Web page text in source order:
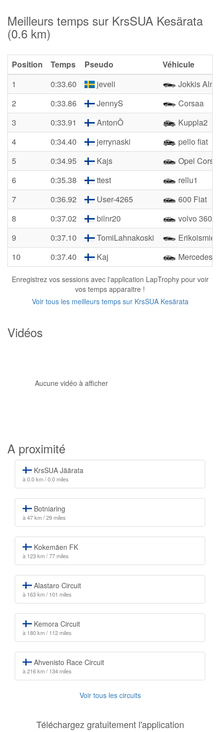
Meilleurs temps sur KrsSUA Kesärata
(0.6 km)
Position Temps Pseudo
Véhicule
1
0:33.60 jeveli
Jokkis
2
0:33.86 JennyS
Corsaa
3
0:33.91 AntonÖ
Kuppla2
4
0:34.40 jerrynaski
pello fiat
5
0:34.95 Kajs
Opel Corsa
6
0:35.38 ttest
rellu1
7
0:36.92 User-4265
600 Fiat
8
0:37.02 bilnr20
volvo 360
9
0:37.10 TomiLahnakoski
10
0:37.40 Kaj Mercedes
Enregistrez vos sessions avec l'application LapTrophy pour voir
vos temps apparaitre !
Voir tous les meilleurs temps sur KrsSUA Kesärata
Vidéos
Aucune vidéo à afficher
A proximité
KrsSUA Jäärata
à 0.0 km / 0.0 miles
Botniaring
à 47 km / 29 miles
Kokemäen FK
à 123 km / 77 miles
Alastaro Circuit
à 163 km / 101 miles
Kemora Circuit
à 180 km / 112 miles
Ahvenisto Race Circuit
à 216 km / 134 miles
Voir tous les circuits
Téléchargez gratuitement l'application